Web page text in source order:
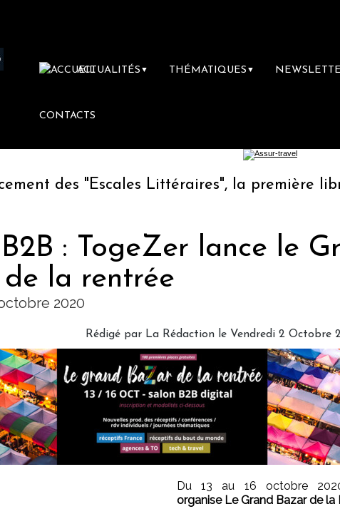
ACTUALITÉS ▼ THÉMATIQUES ▼
CONTACTS
des "Escales Littéraires", la première
: TogeZer lance le
la rentrée
2020
Rédigé par La Rédaction le Vendredi 2 Octobre
Du 13 au 16 octobre
organise Le Grand Bazar de la